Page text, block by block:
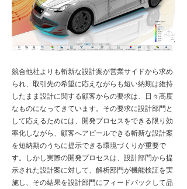
競合他社よりも斬新な設計案が営業サイドから求め
られ、取引先の希望に応えながらも短い納期は維持
したまま設計に関する顧客からの要求は、日々高度
なものになってきています。その要求に設計部門と
して応えるためには、開発プロセスをできる限り効
率化しながら、顧客へアピールできる斬新な設計案
を短納期のうちに提示できる環境づくりが重要で
す。しかし実際の開発プロセスは、設計部門から提
示された設計案に対して、解析部門が機能検証を実
施し、その結果を設計部門にフィードバックして品